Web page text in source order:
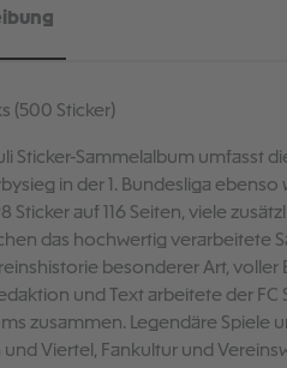
(500 Sticker)
Sticker-Sammelalbum umfasst
in der 1. Bundesliga ebenso
Sticker auf 116 Seiten, viele
das hochwertig verarbeitete
besonderer Art,
und Text arbeitete der
zusammen. Legendäre Spiele
Viertel, Fankultur und